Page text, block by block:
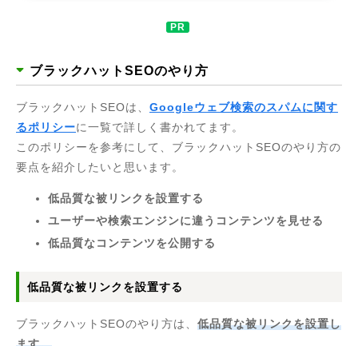
ブラックハットSEOのやり方
ブラックハットSEOは、 Googleウェブ検索のスパムに関す
るポリシーに一覧で詳しく書かれてます。
このポリシーを参考にして、ブラックハットSEOのやり方の
要点を紹介したいと思います。
低品質な被リンクを設置する
ユーザーや検索エンジンに違うコンテンツを見せる
低品質なコンテンツを公開する
低品質な被リンクを設置する
ブラックハットSEOのやり方は、 低品質な被リンクを設置し